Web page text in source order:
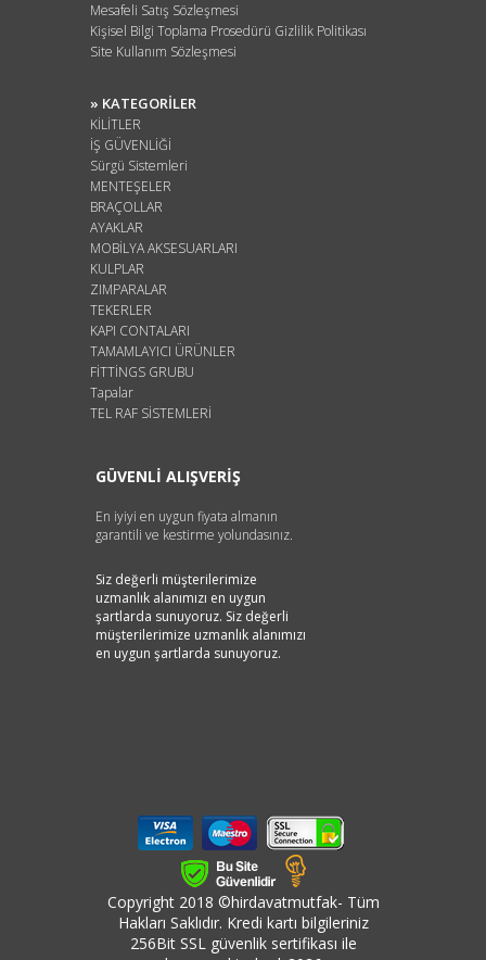
Mesafeli Satış Sözleşmesi
Kişisel Bilgi Toplama Prosedürü Gizlilik Politikası
Site Kullanım Sözleşmesi
» KATEGORİLER
KİLİTLER
İŞ GÜVENLİĞİ
Sürgü Sistemleri
MENTEŞELER
BRAÇOLLAR
AYAKLAR
MOBİLYA AKSESUARLARI
KULPLAR
ZIMPARALAR
TEKERLER
KAPI CONTALARI
TAMAMLAYICI ÜRÜNLER
FİTTİNGS GRUBU
Tapalar
TEL RAF SİSTEMLERİ
GÜVENLİ ALIŞVERİŞ
En iyiyi en uygun fiyata almanın
garantili ve kestirme yolundasınız.
Siz değerli müşterilerimize
uzmanlık alanımızı en uygun
şartlarda sunuyoruz. Siz değerli
müşterilerimize uzmanlık alanımızı
en uygun şartlarda sunuyoruz.
Copyright 2018 ©hirdavatmutfak- Tüm
Hakları Saklıdır. Kredi kartı bilgileriniz
256Bit SSL güvenlik sertifikası ile